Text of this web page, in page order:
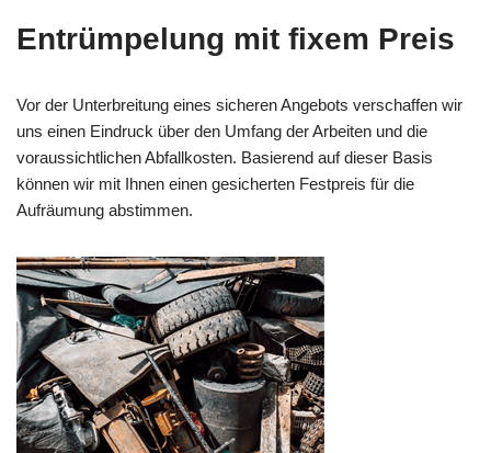
Entrümpelung mit fixem Preis
Vor der Unterbreitung eines sicheren Angebots verschaffen wir
uns einen Eindruck über den Umfang der Arbeiten und die
voraussichtlichen Abfallkosten. Basierend auf dieser Basis
können wir mit Ihnen einen gesicherten Festpreis für die
Aufräumung abstimmen.